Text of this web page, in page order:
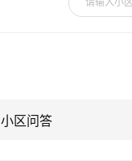
小区问答